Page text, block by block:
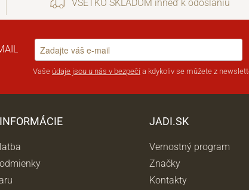
VŠETKO SKLADOM ihneď k odoslaniu
Vaše údaje jsou u nás v bezpečí a kdykoliv se můžete z
JADI.SK
Vernostný program
Značky
Kontakty